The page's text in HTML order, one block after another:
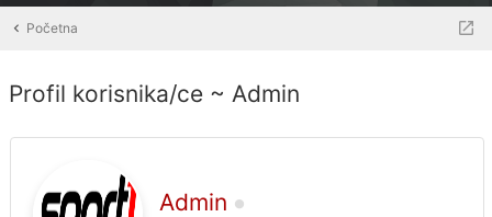
Početna
Profil korisnika/ce ~ Admin
Admin